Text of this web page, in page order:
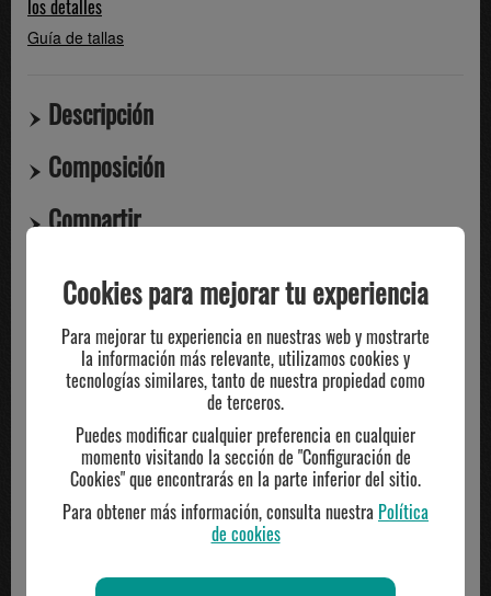
los detalles
Guía de tallas
Descripción
Composición
Compartir
TE PUEDE INTERESAR
Cookies para mejorar tu experiencia
Para mejorar tu experiencia en nuestras web y mostrarte
la información más relevante, utilizamos cookies y
tecnologías similares, tanto de nuestra propiedad como
de terceros.
Puedes modificar cualquier preferencia en cualquier
momento visitando la sección de "Configuración de
Cookies" que encontrarás en la parte inferior del sitio.
Para obtener más información, consulta nuestra Política
de cookies